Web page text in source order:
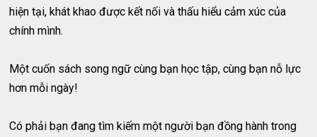
hiện tại, khát khao được kết nối và thấu hiểu cảm xúc của
chính mình.
Một cuốn sách song ngữ cùng bạn học tập, cùng bạn nỗ lực
hơn mỗi ngày!
Có phải bạn đang tìm kiếm một người bạn đồng hành trong